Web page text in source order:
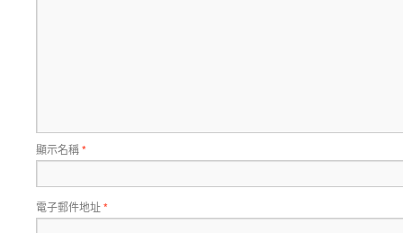
顯示名稱*
電子郵件地址*